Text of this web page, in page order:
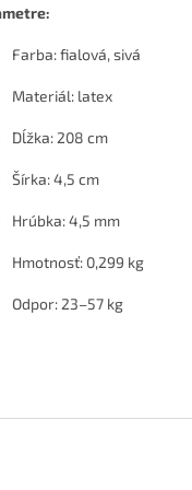
Farba: fialová, sivá
Materiál: latex
Dĺžka: 208 cm
Šírka: 4,5 cm
Hrúbka: 4,5 mm
Hmotnosť: 0,299 kg
Odpor: 23–57 kg